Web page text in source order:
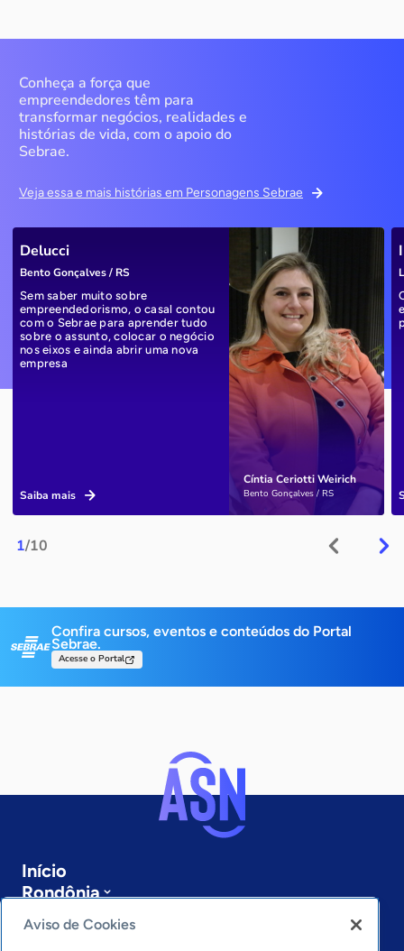
Conheça a força que
empreendedores têm para
transformar negócios, realidades e
histórias de vida, com o apoio do
Sebrae.
Veja essa e mais histórias em Personagens Sebrae
1/10
Cíntia Ceriotti Weirich
Bento Gonçalves / RS
Delucci
Bento Gonçalves / RS
Sem saber muito sobre
empreendedorismo, o casal contou
com o Sebrae para aprender tudo
sobre o assunto, colocar o negócio
nos eixos e ainda abrir uma nova
empresa
Saiba mais
Confira cursos, eventos e conteúdos do Portal
Sebrae.
Acesse o Portal
Início
Rondônia
Sobre a ASN
Últimas notícias
Aviso de Cookies